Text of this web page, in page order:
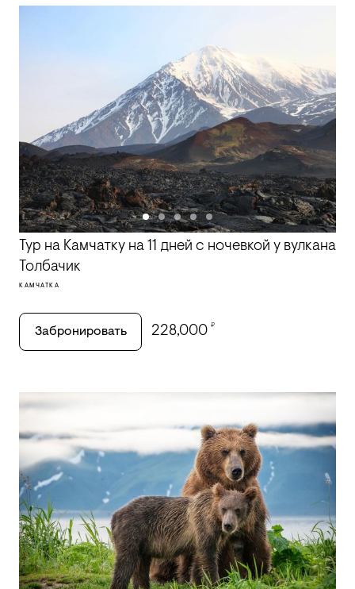
Тур на Камчатку на 11 дней с ночевкой у вулкана
Толбачик
КАМЧАТКА
Забронировать 228,000 ₽